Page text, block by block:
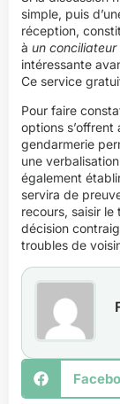
simple, puis
réception,
à un
intéressante
Ce service
Pour faire
options
gendarmerie
une
également
servira de
recours, saisir le
décision
troubles de